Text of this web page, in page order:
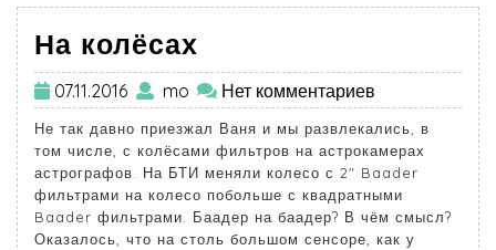
На колёсах
07.11.2016 mo Нет комментариев
Не так давно приезжал Ваня и мы развлекались, в
том числе, с колёсами фильтров на астрокамерах
астрографов. На БТИ меняли колесо с 2″ Baader
фильтрами на колесо побольше с квадратными
Baader фильтрами. Баадер на баадер? В чём смысл?
Оказалось, что на столь большом сенсоре, как у